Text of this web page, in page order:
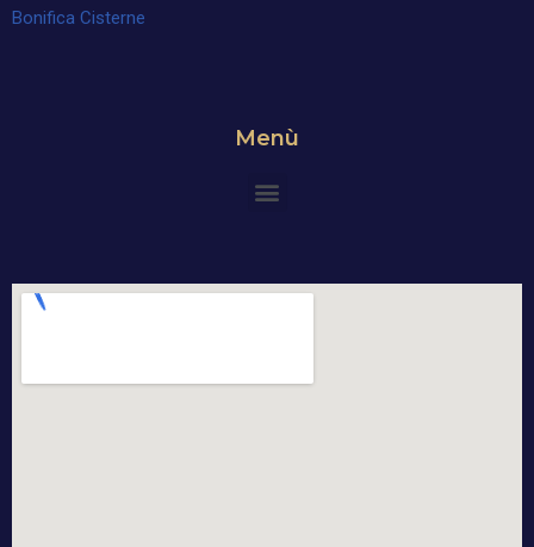
Bonifica Cisterne
Menù